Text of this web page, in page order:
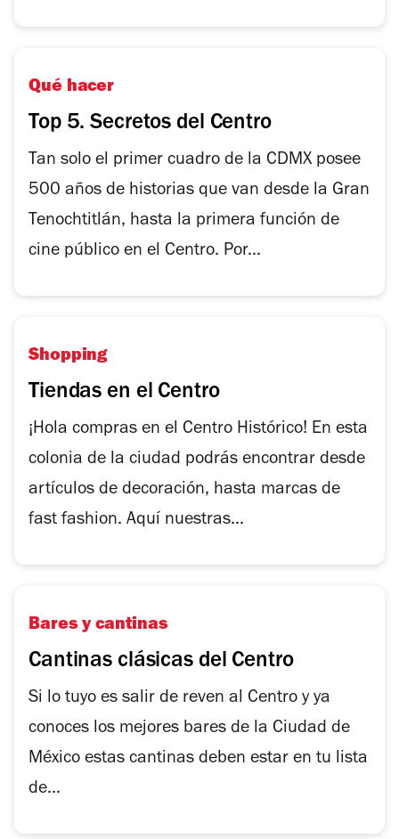
Qué hacer
Top 5. Secretos del Centro
Tan solo el primer cuadro de la CDMX posee
500 años de historias que van desde la Gran
Tenochtitlán, hasta la primera función de
cine público en el Centro. Por...
Shopping
Tiendas en el Centro
¡Hola compras en el Centro Histórico! En esta
colonia de la ciudad podrás encontrar desde
artículos de decoración, hasta marcas de
fast fashion. Aquí nuestras...
Bares y cantinas
Cantinas clásicas del Centro
Si lo tuyo es salir de reven al Centro y ya
conoces los mejores bares de la Ciudad de
México estas cantinas deben estar en tu lista
de...